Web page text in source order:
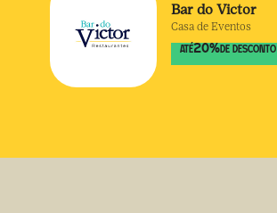
Bar do Victor
Casa de Eventos
ATÉ20% DE DESCONTO